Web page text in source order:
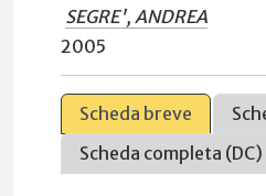
SEGRE', ANDREA
2005
Scheda breve
Scheda completa (DC)